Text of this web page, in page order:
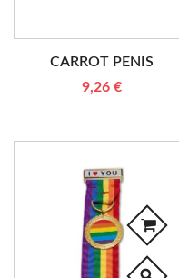
CARROT PENIS
9,26 €